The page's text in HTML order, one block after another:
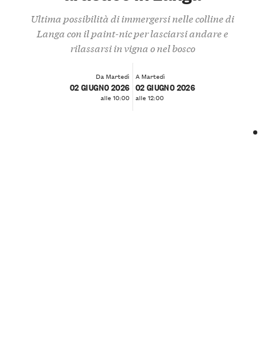
Ultima possibilità di immergersi nelle colline di
Langa con il paint-nic per lasciarsi andare e
rilassarsi in vigna o nel bosco
Da Martedì
02 GIUGNO 2026
alle 10:00
A Martedì
02 GIUGNO 2026
alle 12:00